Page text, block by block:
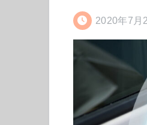
2020年7月